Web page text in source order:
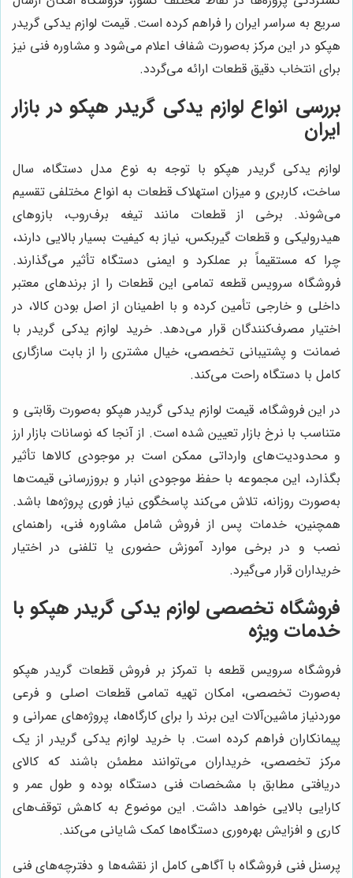
سریع به سراسر ایران را فراهم کرده است. قیمت لوازم يدكى گريدر
هپكو در این مرکز به‌صورت شفاف اعلام می‌شود و مشاوره فنی نیز
برای انتخاب دقیق قطعات ارائه می‌گردد.
بررسی انواع لوازم يدكى گريدر هپكو در بازار
ایران
لوازم يدكى گريدر هپكو با توجه به نوع مدل دستگاه، سال
ساخت، کاربری و میزان استهلاک قطعات به انواع مختلفی تقسیم
می‌شوند. برخی از قطعات مانند تیغه برف‌روب، بازوهای
هیدرولیکی و قطعات گیربکس، نیاز به کیفیت بسیار بالایی دارند،
چرا که مستقیماً بر عملکرد و ایمنی دستگاه تأثیر می‌گذارند.
فروشگاه سرویس قطعه تمامی این قطعات را از برندهای معتبر
داخلی و خارجی تأمین کرده و با اطمینان از اصل بودن کالا، در
اختیار مصرف‌کنندگان قرار می‌دهد. خرید لوازم يدكى گريدر با
ضمانت و پشتیبانی تخصصی، خیال مشتری را از بابت سازگاری
کامل با دستگاه راحت می‌کند.
در این فروشگاه، قیمت لوازم يدكى گريدر هپكو به‌صورت رقابتی و
متناسب با نرخ بازار تعیین شده است. از آنجا که نوسانات بازار ارز
و محدودیت‌های وارداتی ممکن است بر موجودی کالاها تأثیر
بگذارد، این مجموعه با حفظ موجودی انبار و بروزرسانی قیمت‌ها
به‌صورت روزانه، تلاش می‌کند پاسخگوی نیاز فوری پروژه‌ها باشد.
همچنین، خدمات پس از فروش شامل مشاوره فنی، راهنمای
نصب و در برخی موارد آموزش حضوری یا تلفنی در اختیار
خریداران قرار می‌گیرد.
فروشگاه تخصصی لوازم يدكى گريدر هپكو با
خدمات ویژه
فروشگاه سرویس قطعه با تمرکز بر فروش قطعات گريدر هپكو
به‌صورت تخصصی، امکان تهیه تمامی قطعات اصلی و فرعی
موردنیاز ماشین‌آلات این برند را برای کارگاه‌ها، پروژه‌های عمرانی و
پیمانکاران فراهم کرده است. با خرید لوازم يدكى گريدر از یک
مرکز تخصصی، خریداران می‌توانند مطمئن باشند که کالای
دریافتی مطابق با مشخصات فنی دستگاه بوده و طول عمر و
کارایی بالایی خواهد داشت. این موضوع به کاهش توقف‌های
کاری و افزایش بهره‌وری دستگاه‌ها کمک شایانی می‌کند.
پرسنل فنی فروشگاه با آگاهی کامل از نقشه‌ها و دفترچه‌های فنی